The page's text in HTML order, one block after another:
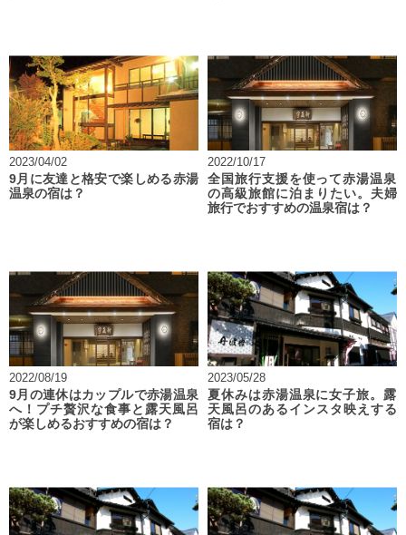
2023/04/02
9月に友達と格安で楽しめる赤湯
温泉の宿は？
2022/10/17
全国旅行支援を使って赤湯温泉
の高級旅館に泊まりたい。夫婦
旅行でおすすめの温泉宿は？
2022/08/19
9月の連休はカップルで赤湯温泉
へ！プチ贅沢な食事と露天風呂
が楽しめるおすすめの宿は？
2023/05/28
夏休みは赤湯温泉に女子旅。露
天風呂のあるインスタ映えする
宿は？